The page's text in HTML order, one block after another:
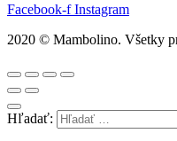
Facebook-f Instagram
2020 © Mambolino. Všetky
Hľadať: